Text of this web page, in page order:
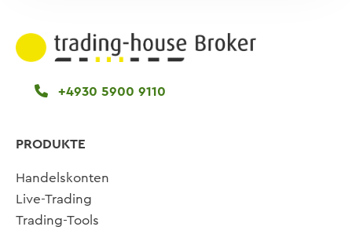
+4930 5900 9110
PRODUKTE
Handelskonten
Live-Trading
Trading-Tools